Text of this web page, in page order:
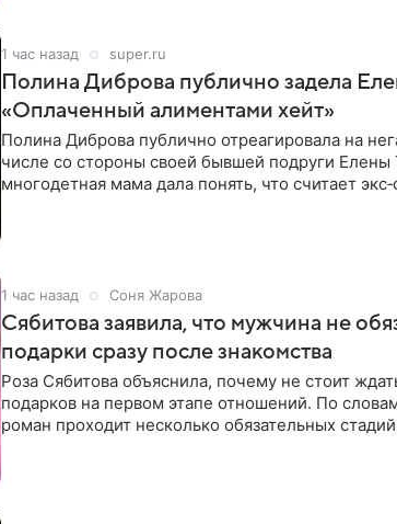
1 час назад super.ru
Полина Диброва публично задела
«Оплаченный алиментами хейт»
Полина Диброва публично отреагировала на
числе со стороны своей бывшей подруги Елены
многодетная мама дала понять, что считает
1 час назад Соня Жарова
Сябитова заявила, что мужчина не
подарки сразу после знакомства
Роза Сябитова объяснила, почему не стоит
подарков на первом этапе отношений. По
роман проходит несколько обязательных